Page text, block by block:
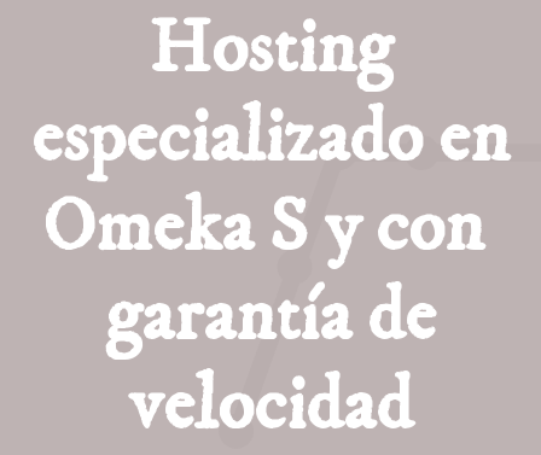
Hosting
especializado en
Omeka S y con
garantía de
velocidad